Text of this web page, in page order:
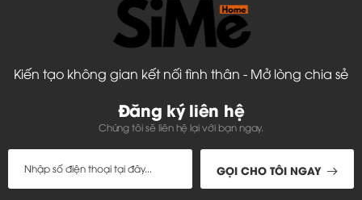
Kiến tạo không gian kết nối tình thân - Mở lòng chia sẻ
Đăng ký liên hệ
Chúng tôi sẽ liên hệ lại với bạn ngay.
GỌI CHO TÔI NGAY